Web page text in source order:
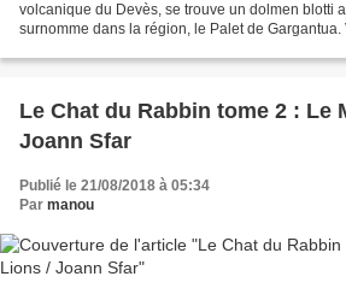
volcanique du Devès, se trouve un dolmen blotti
surnomme dans la région, le Palet de
Le Chat du Rabbin tome 2 : Le
Joann Sfar
Publié le 21/08/2018 à 05:34
Par manou